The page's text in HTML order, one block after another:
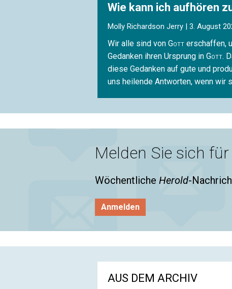
Wie kann ich aufhören
Molly Richardson Jerry | 3. August
Wir alle sind von Gott erschaffen,
Gedanken ihren Ursprung in Gott.
diese Gedanken auf gute und
uns heilende Antworten, wenn wir
Melden Sie sich für
Wöchentliche Herold-
Anmelden
AUS DEM ARCHIV